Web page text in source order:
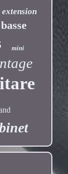
extension
basse
mini